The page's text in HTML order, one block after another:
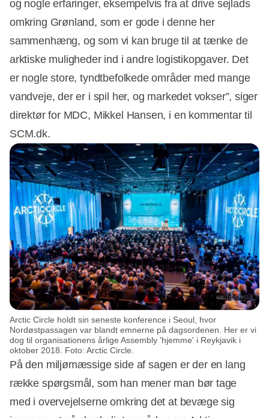
og nogle erfaringer, eksempelvis fra at drive sejlads
omkring Grønland, som er gode i denne her
sammenhæng, og som vi kan bruge til at tænke de
arktiske muligheder ind i andre logistikopgaver. Det
er nogle store, tyndtbefolkede områder med mange
vandveje, der er i spil her, og markedet vokser”, siger
direktør for MDC, Mikkel Hansen, i en kommentar til
SCM.dk.
Arctic Circle holdt sin seneste konference i Seoul, hvor
Nordøstpassagen var blandt emnerne på dagsordenen. Her er vi
dog til organisationens årlige Assembly 'hjemme' i Reykjavik i
oktober 2018. Foto: Arctic Circle.
På den miljømæssige side af sagen er der en lang
række spørgsmål, som han mener man bør tage
med i overvejelserne omkring det at bevæge sig